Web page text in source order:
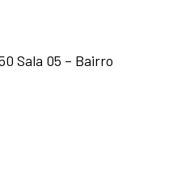
Sala 05 – Bairro